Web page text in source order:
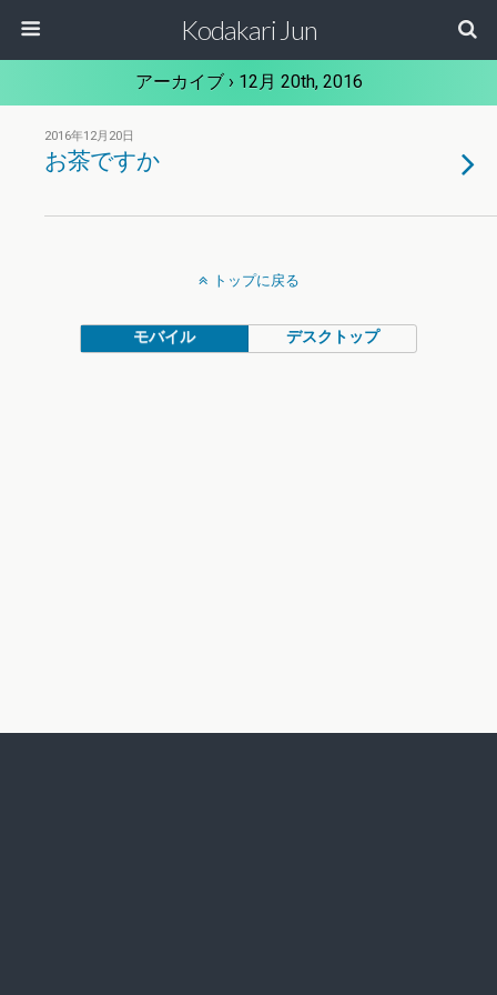
Kodakari Jun
アーカイブ › 12月 20th, 2016
2016年12月20日
お茶ですか
トップに戻る
モバイル デスクトップ